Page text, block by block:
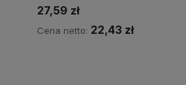
27,59 zł
Cena netto: 22,43 zł